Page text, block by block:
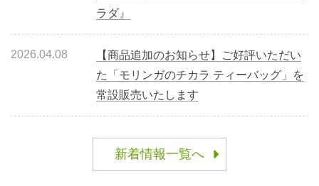
ラダ』
2026.04.08
【商品追加のお知らせ】ご好評いただい
た「モリンガのチカラ ティーバッグ」を
常設販売いたします
新着情報一覧へ